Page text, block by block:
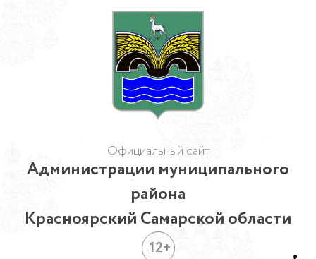
Официальный сайт
Администрации муниципального
района
Красноярский Самарской области
12+